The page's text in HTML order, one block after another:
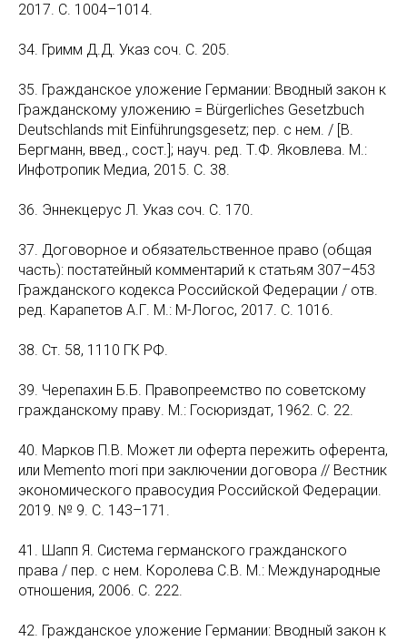
2017. С. 1004–1014.
34. Гримм Д.Д. Указ соч. С. 205.
35. Гражданское уложение Германии: Вводный закон к
Гражданскому уложению = Bürgerliches Gesetzbuch
Deutschlands mit Einführungsgesetz; пер. с нем. / [В.
Бергманн, введ., сост.]; науч. ред. Т.Ф. Яковлева. М.:
Инфотропик Медиа, 2015. С. 38.
36. Эннекцерус Л. Указ соч. С. 170.
37. Договорное и обязательственное право (общая
часть): постатейный комментарий к статьям 307–453
Гражданского кодекса Российской Федерации / отв.
ред. Карапетов А.Г. М.: М-Логос, 2017. С. 1016.
38. Ст. 58, 1110 ГК РФ.
39. Черепахин Б.Б. Правопреемство по советскому
гражданскому праву. М.: Госюриздат, 1962. С. 22.
40. Марков П.В. Может ли оферта пережить оферента,
или Memento mori при заключении договора // Вестник
экономического правосудия Российской Федерации.
2019. № 9. С. 143–171.
41. Шапп Я. Система германского гражданского
права / пер. с нем. Королева С.В. М.: Международные
отношения, 2006. С. 222.
42. Гражданское уложение Германии: Вводный закон к